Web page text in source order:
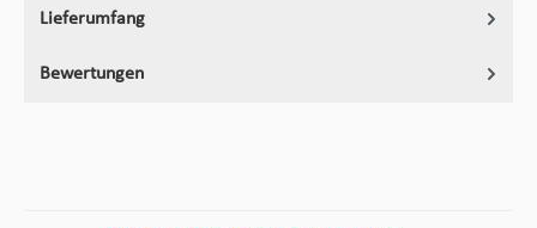
Lieferumfang
Bewertungen